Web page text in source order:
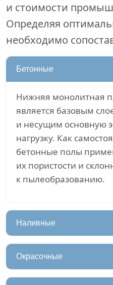
и стоимости
Определяя
необходимо
Бетонные
Нижняя монолитная
является базовым
и несущим основную
нагрузку. Как
бетонные полы
их пористости и
к пылеобразованию.
Наливные
Окрасочные